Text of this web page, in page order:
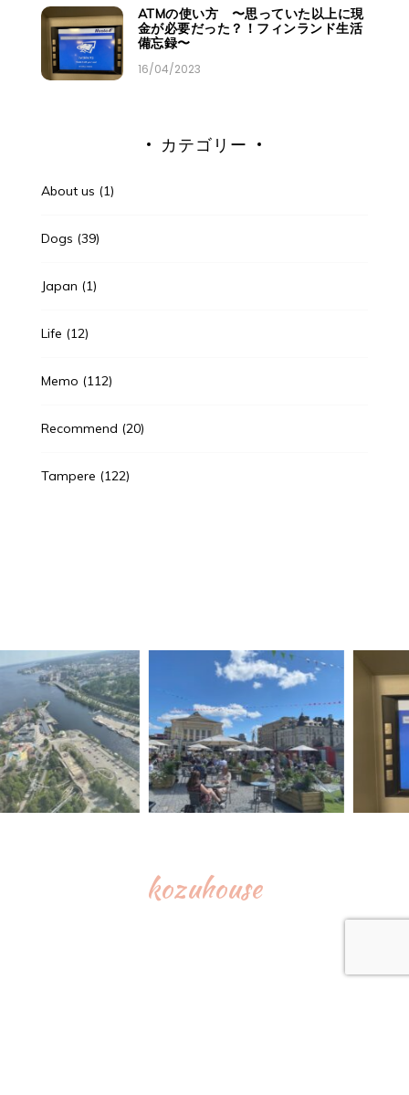
ATMの使い方 〜思っていた以上に現
金が必要だった？！フィンランド生活
備忘録〜
16/04/2023
カテゴリー
About us (1)
Dogs (39)
Japan (1)
Life (12)
Memo (112)
Recommend (20)
Tampere (122)
kozuhouse